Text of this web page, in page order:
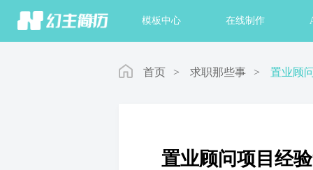
首页 模板中心 在线制作
首页 > 求职那些事 > 置业顾
置业顾问项目经